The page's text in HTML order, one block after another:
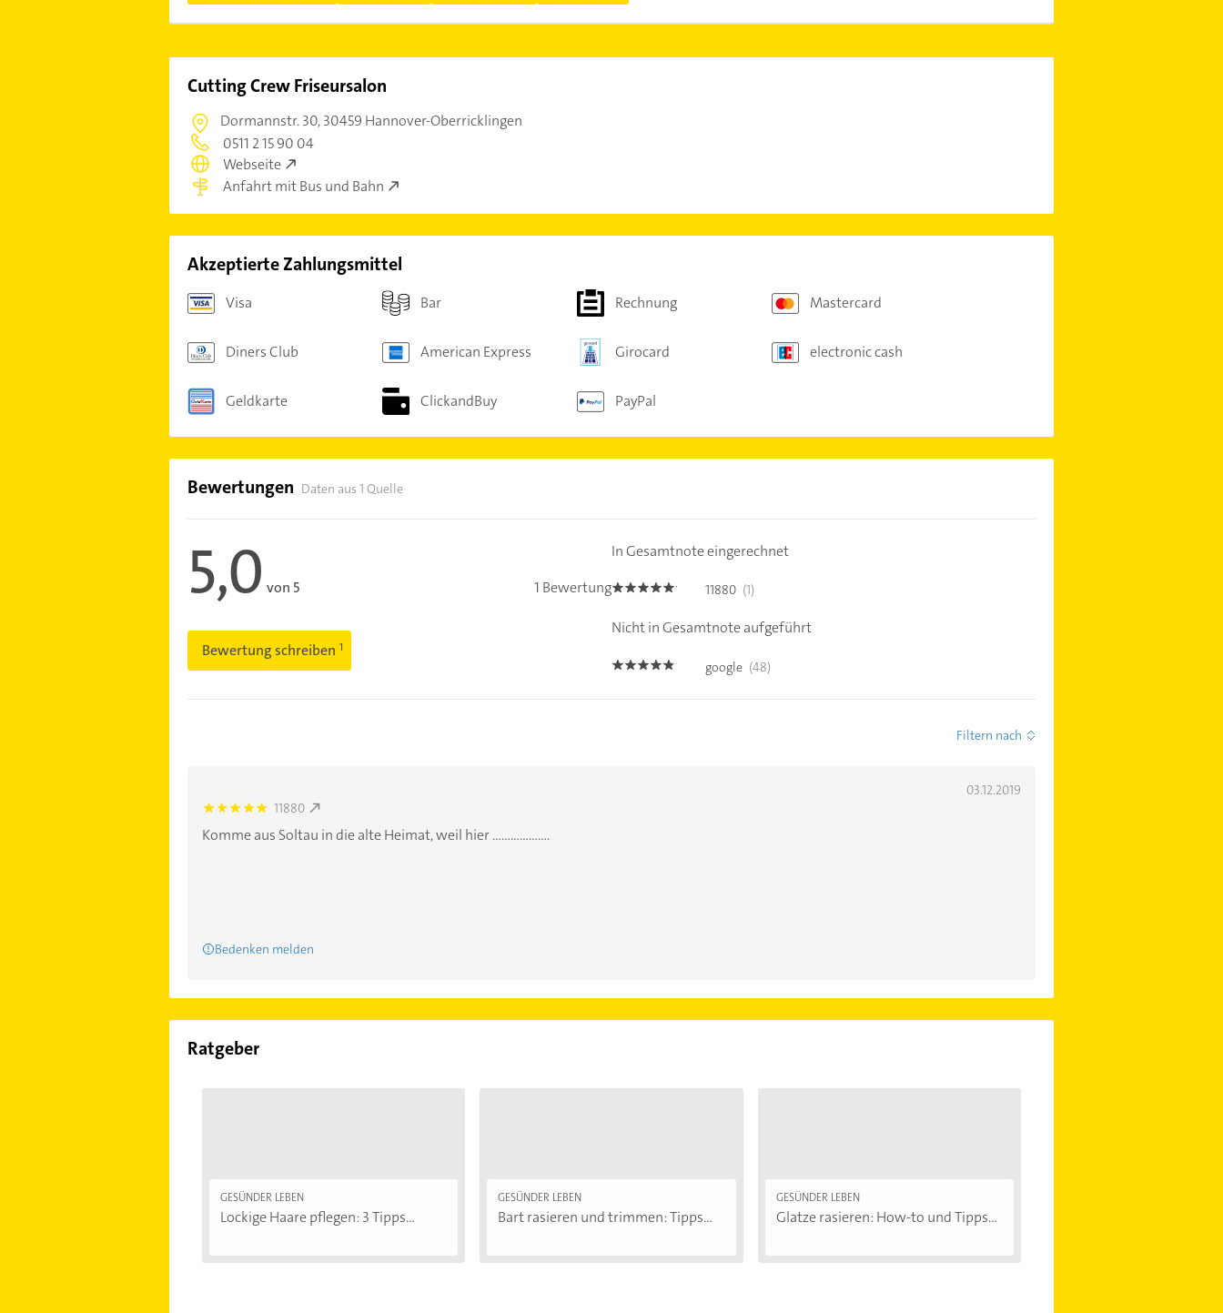
Cutting Crew Friseursalon
Dormannstr. 30,30459 Hannover-Oberricklingen
0511 2 15 90 04
Webseite
Anfahrt mit Bus und Bahn
Akzeptierte Zahlungsmittel
Visa Bar Rechnung Mastercard
Diners Club American Express Girocard electronic cash
Geldkarte ClickandBuy PayPal
Bewertungen Daten aus 1 Quelle
5,0 von 5 1 Bewertung
Bewertung schreiben
In Gesamtnote eingerechnet
5.0 11880 (1)
Nicht in Gesamtnote aufgeführt
4.7000003 google (48)
Filtern nach
03.12.2019
5.0 11880
Komme aus Soltau in die alte Heimat, weil hier ...................
Bedenken melden
Ratgeber
GESÜNDER LEBEN
Lockige Haare pflegen: 3 Tipps...
GESÜNDER LEBEN
Bart rasieren und trimmen: Tipps...
GESÜNDER LEBEN
Glatze rasieren: How-to und Tipps...